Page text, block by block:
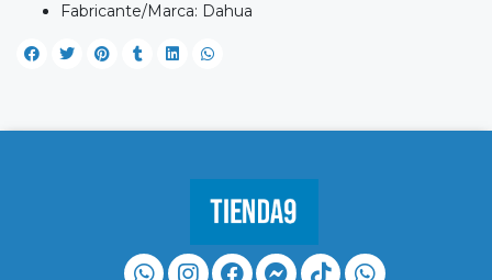
Fabricante/Marca: Dahua